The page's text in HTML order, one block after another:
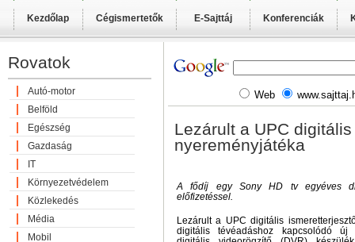
Kezdőlap Cégismertetők E-Sajttáj Konferenciák
Rovatok
Autó-motor
Belföld
Egészség
Gazdaság
IT
Környezetvédelem
Közlekedés
Média
Mobil
Web
Lezárult a UPC
nyereményjátéka
A fődíj egy Sony HD tv egyéves
előfizetéssel.
Lezárult a UPC digitális
digitális tévéadáshoz kapcsolódó új